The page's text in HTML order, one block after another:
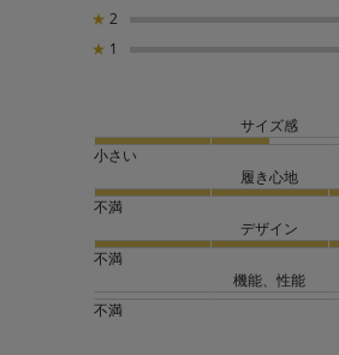
★ 2
★ 1
サイズ感
小さい
履き心地
不満
デザイン
不満
機能、性能
不満